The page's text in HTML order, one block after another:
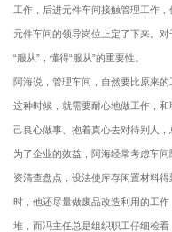
工作，后进元件车间接触管理工作
元件车间的领导岗位上定了下来。
“服从”，懂得“服从”的重要性。
阿海说，管理车间，自然要比原来
这种时候，就需要耐心地做工作，
己良心做事、抱着真心去对待别人，
为了企业的效益，阿海经常考虑车
资清查盘点，设法使库存闲置材料
时，他还尽量做废品改造利用的工
堆，而冯主任总是组织职工仔细检看